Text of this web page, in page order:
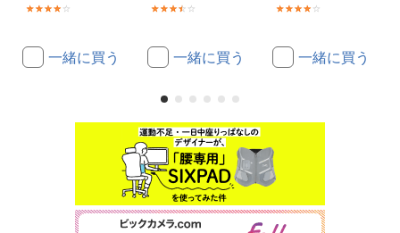
一緒に買う 一緒に買う 一緒に買う